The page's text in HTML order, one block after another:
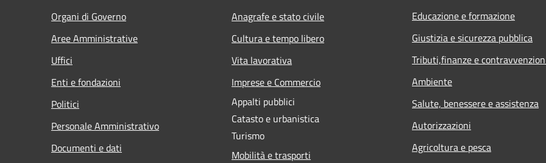
Organi di Governo
Aree Amministrative
Uffici
Enti e fondazioni
Politici
Personale Amministrativo
Documenti e dati
Anagrafe e stato civile
Cultura e tempo libero
Vita lavorativa
Imprese e Commercio
Appalti pubblici
Catasto e urbanistica
Turismo
Mobilità e trasporti
Educazione e formazione
Giustizia e sicurezza pubblica
Tributi,finanze e
Ambiente
Salute, benessere e assistenza
Autorizzazioni
Agricoltura e pesca